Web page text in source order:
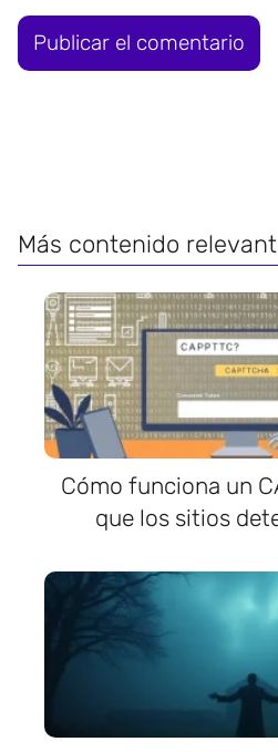
Más contenido
Cómo funciona un
que los sitios